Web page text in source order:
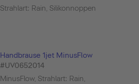
Strahlart: Rain, Silikonnoppen
Handbrause 1jet MinusFlow
#UV0652014
MinusFlow, Strahlart: Rain,